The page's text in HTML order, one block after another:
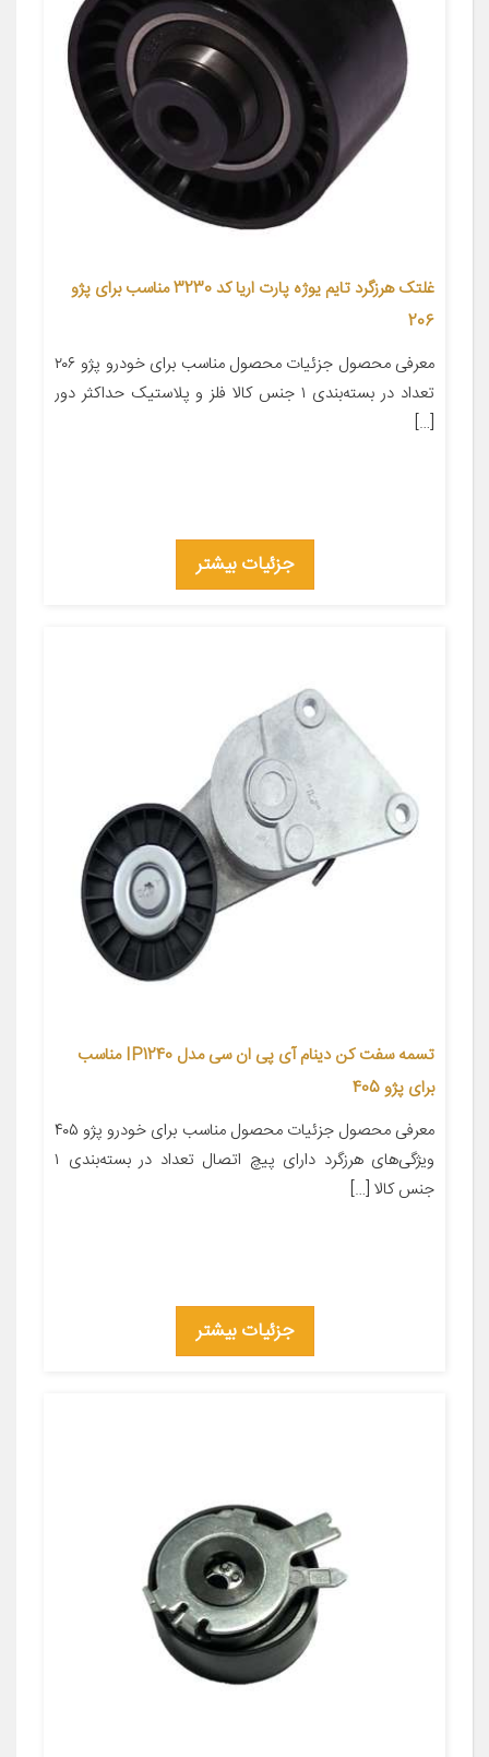
غلتک هرزگرد تایم یوژه پارت اریا کد 3230 مناسب برای پژو
206
معرفی محصول جزئیات محصول مناسب برای خودرو پژو ۲۰۶
تعداد در بسته‌بندی ۱ جنس کالا فلز و پلاستیک حداکثر دور
[…]
جزئیات بیشتر
تسمه سفت کن دینام آی پی ان سی مدل IP1240 مناسب
برای پژو 405
معرفی محصول جزئیات محصول مناسب برای خودرو پژو ۴۰۵
ویژگی‌های هرزگرد دارای پیچ اتصال تعداد در بسته‌بندی ۱
جنس کالا […]
جزئیات بیشتر